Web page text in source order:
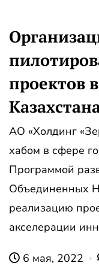
проектов
АО «Холдинг
хабом в сфере
Программой
Объединенных
реализацию
акселерации
6 мая, 2022